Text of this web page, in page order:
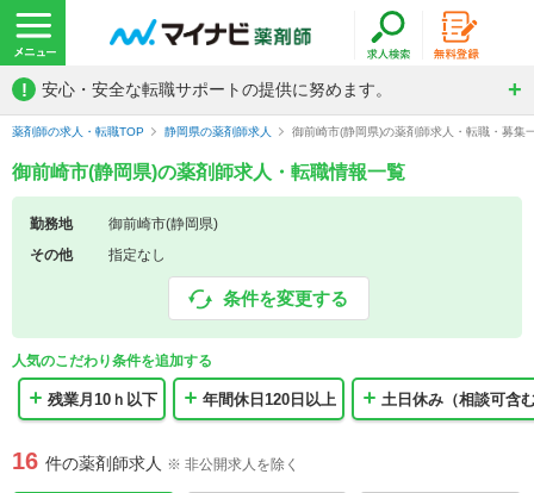
! 安心・安全な転職サポートの提供に努めます。
薬剤師の求人・転職TOP 静岡県の薬剤師求人 御前崎市(静岡県)の薬剤師求人・転職・募集
御前崎市(静岡県)の薬剤師求人・転職情報一覧
勤務地
御前崎市(静岡県)
その他
指定なし
条件を変更する
人気のこだわり条件を追加する
残業月10ｈ以下 年間休日120日以上 土日休み（相談可含
16 件の薬剤師求人 ※ 非公開求人を除く